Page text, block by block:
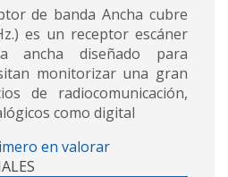
de banda Ancha cubre
es un receptor escáner
ancha diseñado para
monitorizar una gran
de radiocomunicación,
como digital
en valorar